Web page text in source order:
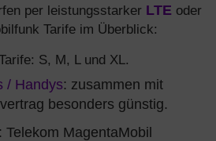
per leistungsstarker LTE oder
Tarife im Überblick:
S, M, L und XL.
/ Handys: zusammen mit
besonders günstig.
: Telekom MagentaMobil